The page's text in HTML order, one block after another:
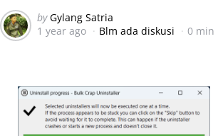
Posted
by
by Gylang Satria
1 year ago
Blm ada diskusi 0 min